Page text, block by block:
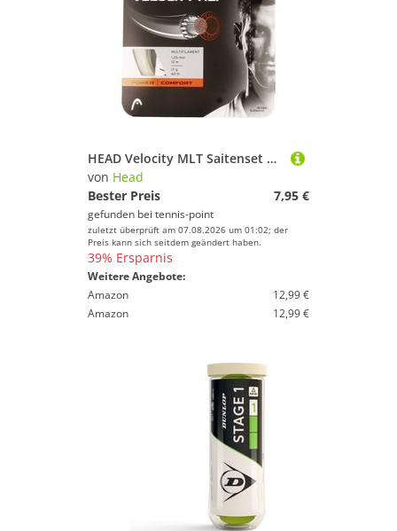
HEAD Velocity MLT Saitenset 12m - Nude
von Head
Bester Preis
7,95 €
gefunden bei tennis-point
zuletzt überprüft am 07.08.2026 um 01:02; der
Preis kann sich seitdem geändert haben.
39% Ersparnis
Weitere Angebote:
Amazon
12,99 €
Amazon
12,99 €